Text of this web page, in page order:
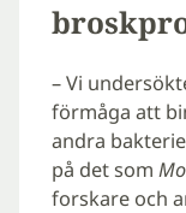
– Vi
förmåga att
andra
på det som
forskare och